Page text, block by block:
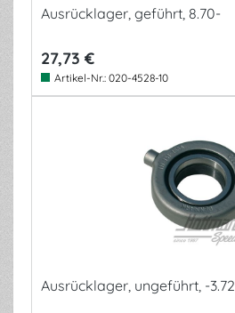
Ausrücklager, geführt, 8.70-
27,73 €
Artikel-Nr.: 020-4528-10
Ausrücklager, ungeführt, -3.72